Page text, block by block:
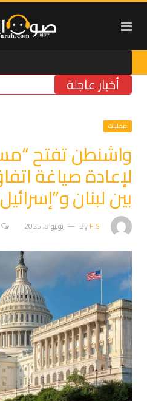
أخبار عاجلة
محليات
واشنطن تفتح
لإعادة صياغة
بين لبنان
ByF.S يوليو 8, 2025